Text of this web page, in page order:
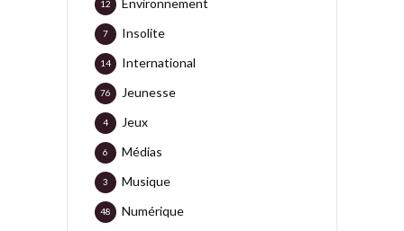
12
Insolite
7
International
14
Jeunesse
76
Jeux
4
Médias
6
Musique
3
Numérique
48